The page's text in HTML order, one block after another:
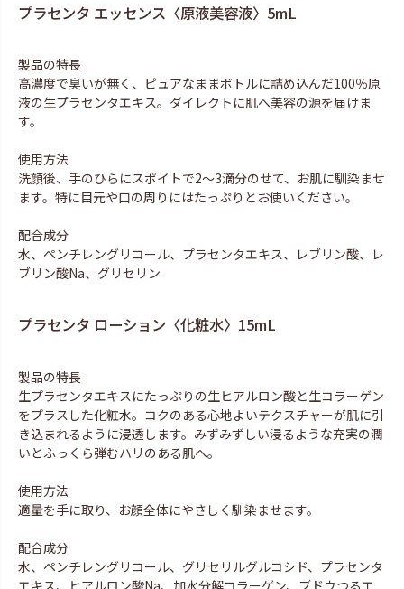
プラセンタ エッセンス〈原液美容液〉5mL
製品の特長
高濃度で臭いが無く、ピュアなままボトルに詰め込んだ100％原
液の生プラセンタエキス。ダイレクトに肌へ美容の源を届けま
す。
使用方法
洗顔後、手のひらにスポイトで2〜3滴分のせて、お肌に馴染ませ
ます。特に目元や口の周りにはたっぷりとお使いください。
配合成分
水、ペンチレングリコール、プラセンタエキス、レブリン酸、レ
ブリン酸Na、グリセリン
プラセンタ ローション〈化粧水〉15mL
製品の特長
生プラセンタエキスにたっぷりの生ヒアルロン酸と生コラーゲン
をプラスした化粧水。コクのある心地よいテクスチャーが肌に引
き込まれるように浸透します。みずみずしい浸るような充実の潤
いとふっくら弾むハリのある肌へ。
使用方法
適量を手に取り、お顔全体にやさしく馴染ませます。
配合成分
水、ペンチレングリコール、グリセリルグルコシド、プラセンタ
エキス、ヒアルロン酸Na、加水分解コラーゲン、ブドウつるエ